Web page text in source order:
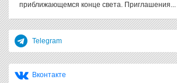
приближающемся конце света. Приглашения...
Telegram
Вконтакте